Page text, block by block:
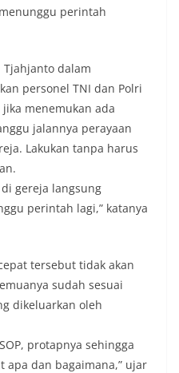
perintah
Tjahjanto dalam
personel TNI dan Polri
menemukan ada
jalannya perayaan
Lakukan tanpa harus
gereja langsung
perintah lagi,” katanya
tersebut tidak akan
sudah sesuai
dikeluarkan oleh
protapnya sehingga
apa dan bagaimana,” ujar